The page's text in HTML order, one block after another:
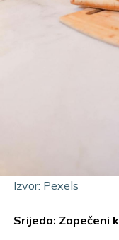
Izvor: Pexels
Srijeda: Zapečeni